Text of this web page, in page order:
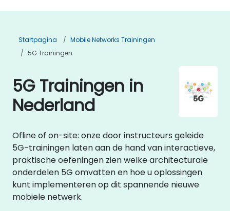
Startpagina
Mobile Networks Trainingen
5G Trainingen
5G Trainingen in
Nederland
Ofline of on-site: onze door instructeurs geleide
5G-trainingen laten aan de hand van interactieve,
praktische oefeningen zien welke architecturale
onderdelen 5G omvatten en hoe u oplossingen
kunt implementeren op dit spannende nieuwe
mobiele netwerk.